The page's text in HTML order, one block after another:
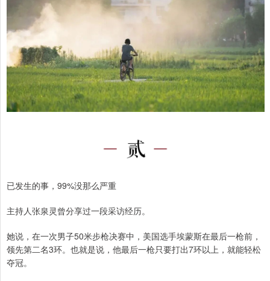
已发生的事，99%没那么严重
主持人张泉灵曾分享过一段采访经历。
她说，在一次男子50米步枪决赛中，美国选手埃蒙斯在最后一枪前，
领先第二名3环。也就是说，他最后一枪只要打出7环以上，就能轻松
夺冠。